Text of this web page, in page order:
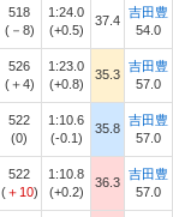
518
(－8)
1:24.0
(+0.5)
37.4
吉田豊
54.0
526
(＋4)
1:23.0
(+0.8)
35.3
吉田豊
57.0
522
(0)
1:10.6
(-0.1)
35.8
吉田豊
57.0
522
(＋10)
1:10.8
(+0.2)
36.3
吉田豊
57.0